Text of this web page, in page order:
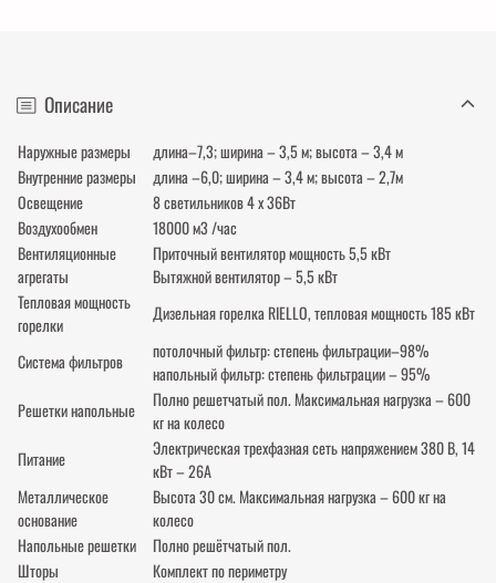
Описание
Наружные размеры
длина–7,3; ширина – 3,5 м; высота – 3,4 м
Внутренние размеры
длина –6,0; ширина – 3,4 м; высота – 2,7м
Освещение
8 светильников 4 х 36Вт
Воздухообмен
18000 м3 /час
Вентиляционные
агрегаты
Приточный вентилятор мощность 5,5 кВт
Вытяжной вентилятор – 5,5 кВт
Тепловая мощность
горелки
Дизельная горелка RIELLO, тепловая мощность 185 кВт
Система фильтров
потолочный фильтр: степень фильтрации–98%
напольный фильтр: степень фильтрации – 95%
Решетки напольные
Полно решетчатый пол. Максимальная нагрузка – 600
кг на колесо
Питание
Электрическая трехфазная сеть напряжением 380 В, 14
кВт – 26А
Металлическое
основание
Высота 30 см. Максимальная нагрузка – 600 кг на
колесо
Напольные решетки
Полно решётчатый пол.
Шторы
Комплект по периметру